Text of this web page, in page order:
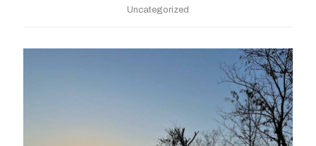
Uncategorized